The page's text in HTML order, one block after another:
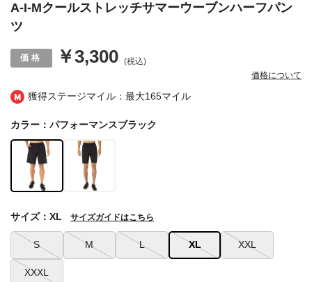
獲得ステージマイル：最大165マイル
A-I-Mクールストレッチサマーウーブンハーフパン
ツ
￥3,300 (税込)
価格について
カラー：パフォーマンスブラック
S M L XL XXL
XXXL
サイズ：XL サイズガイドはこちら